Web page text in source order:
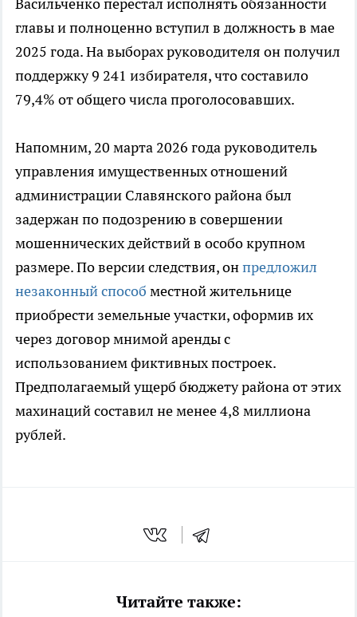
Васильченко перестал исполнять обязанности
главы и полноценно вступил в должность в мае
2025 года. На выборах руководителя он получил
поддержку 9 241 избирателя, что составило
79,4% от общего числа проголосовавших.
Напомним, 20 марта 2026 года руководитель
управления имущественных отношений
администрации Славянского района был
задержан по подозрению в совершении
мошеннических действий в особо крупном
размере. По версии следствия, онпредложил
незаконный способ местной жительнице
приобрести земельные участки, оформив их
через договор мнимой аренды с
использованием фиктивных построек.
Предполагаемый ущерб бюджету района от этих
махинаций составил не менее 4,8 миллиона
рублей.
Читайте также: